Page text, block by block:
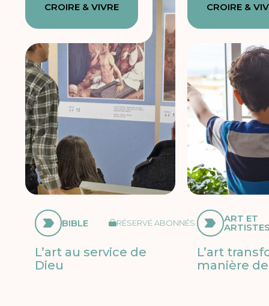
CROIRE & VIVRE
BIBLE RÉSERVÉ ABONNÉS
L’art au service de
Dieu
CROIRE &
ART ET
L’art
manière